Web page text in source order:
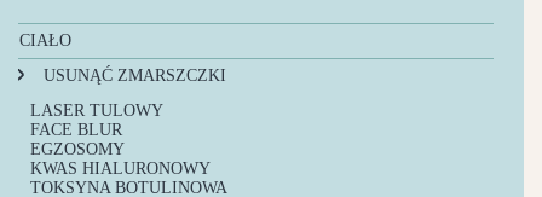
CIAŁO
ICOONE LASER 2 – ZABIEG NA CIAŁO
USUNĄĆ ZMARSZCZKI
LASER TULOWY
FACE BLUR
EGZOSOMY
KWAS HIALURONOWY
TOKSYNA BOTULINOWA